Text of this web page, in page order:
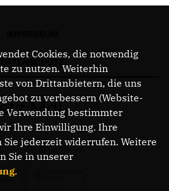
MdL
Cookies, die notwendig
zu nutzen. Weiterhin
von Drittanbietern, die uns
zu verbessern (Website-
Verwendung bestimmter
Ihre Einwilligung. Ihre
jederzeit widerrufen. Weitere
Sie in unserer
.